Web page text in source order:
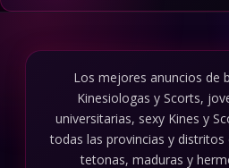
Zonas céntricas
Áreas con fácil acceso
Sectores con movimiento
Esto facilita la coordinación
Los mejores anuncios de
Kinesiologas y Scorts,
universitarias, sexy Kines y
todas las provincias y distritos
tetonas, maduras y